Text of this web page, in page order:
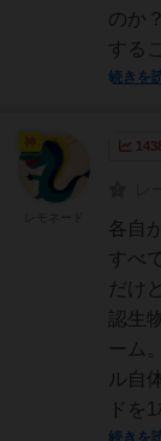
のか
する
続きを
各自
すべ
だけ
認生
ーム
ル自
ドを
続きを
神